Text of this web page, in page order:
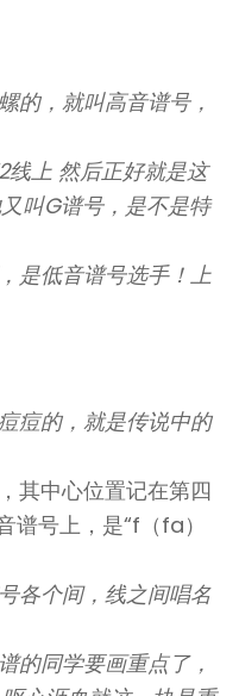
的，就叫高音谱号，
线上 然后正好就是这
叫G谱号，是不是特
是低音谱号选手！上
痘的，就是传说中的
其中心位置记在第四
谱号上，是“f（fa）
各个间，线之间唱名
的同学要画重点了，